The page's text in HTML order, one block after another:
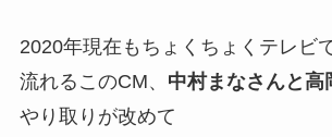
2020年現在もちょくちょくテレビ
流れるこのCM、 中村まなさんと高
やり取りが改めて